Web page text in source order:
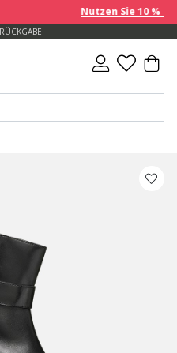
Nutzen Sie 10 %
FÜR BESTELLUNGEN ÜBER 99.00 €